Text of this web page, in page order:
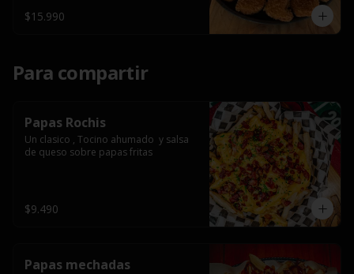
$15.990
Para compartir
Papas Rochis
Un clasico , Tocino ahumado  y salsa
de queso sobre papas fritas
$9.490
Papas mechadas